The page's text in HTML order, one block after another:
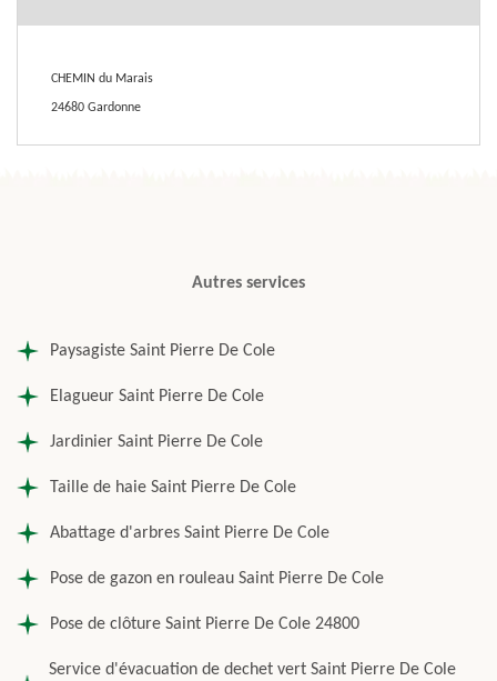
CHEMIN du Marais
24680 Gardonne
Autres services
Paysagiste Saint Pierre De Cole
Elagueur Saint Pierre De Cole
Jardinier Saint Pierre De Cole
Taille de haie Saint Pierre De Cole
Abattage d'arbres Saint Pierre De Cole
Pose de gazon en rouleau Saint Pierre De Cole
Pose de clôture Saint Pierre De Cole 24800
Service d'évacuation de dechet vert Saint Pierre De Cole